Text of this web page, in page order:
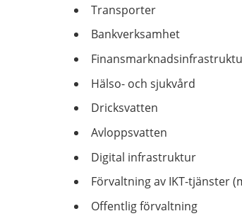
Transporter
Bankverksamhet
Hälso- och sjukvård
Dricksvatten
Avloppsvatten
Digital infrastruktur
Förvaltning av IKT-tjänster
Offentlig förvaltning